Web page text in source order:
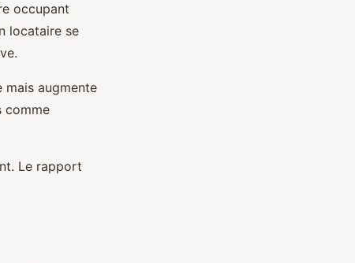
occupant
locataire se
mais augmente
comme
Le rapport